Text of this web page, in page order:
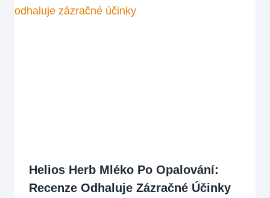
Helios Herb Mléko Po Opalování:
Recenze Odhaluje Zázračné Účinky